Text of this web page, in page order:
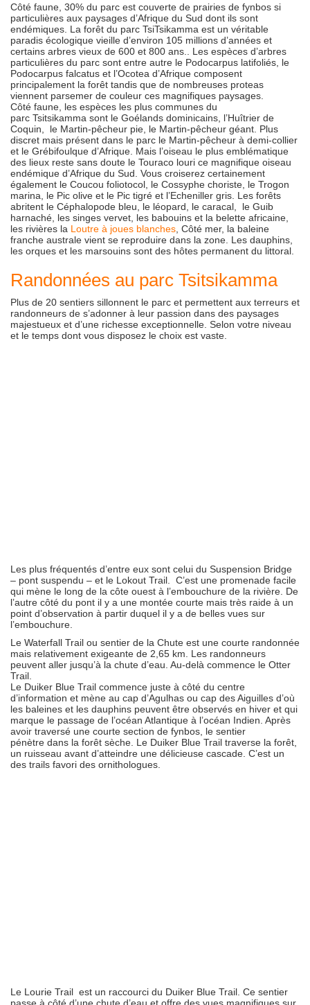
Côté faune, 30% du parc est couverte de prairies de fynbos si
particulières aux paysages d’Afrique du Sud dont ils sont
endémiques. La forêt du parc TsiTsikamma est un véritable
paradis écologique vieille d’environ 105 millions d’années et
certains arbres vieux de 600 et 800 ans.. Les espèces d’arbres
particulières du parc sont entre autre le Podocarpus latifoliés, le
Podocarpus falcatus et l’Ocotea d’Afrique composent
principalement la forêt tandis que de nombreuses proteas
viennent parsemer de couleur ces magnifiques paysages.
Côté faune, les espèces les plus communes du
parc Tsitsikamma sont le Goélands dominicains, l’Huîtrier de
Coquin, le Martin-pêcheur pie, le Martin-pêcheur géant. Plus
discret mais présent dans le parc le Martin-pêcheur à demi-collier
et le Grébifoulque d’Afrique. Mais l’oiseau le plus emblématique
des lieux reste sans doute le Touraco louri ce magnifique oiseau
endémique d’Afrique du Sud. Vous croiserez certainement
également le Coucou foliotocol, le Cossyphe choriste, le Trogon
marina, le Pic olive et le Pic tigré et l’Echeniller gris. Les forêts
abritent le Céphalopode bleu, le léopard, le caracal, le Guib
harnaché, les singes vervet, les babouins et la belette africaine,
les rivières la Loutre à joues blanches , Côté mer, la baleine
franche australe vient se reproduire dans la zone. Les dauphins,
les orques et les marsouins sont des hôtes permanent du littoral.
Randonnées au parc Tsitsikamma
Plus de 20 sentiers sillonnent le parc et permettent aux terreurs et
randonneurs de s’adonner à leur passion dans des paysages
majestueux et d’une richesse exceptionnelle. Selon votre niveau
et le temps dont vous disposez le choix est vaste.
Les plus fréquentés d’entre eux sont celui du Suspension Bridge
– pont suspendu – et le Lokout Trail. C’est une promenade facile
qui mène le long de la côte ouest à l’embouchure de la rivière. De
l’autre côté du pont il y a une montée courte mais très raide à un
point d’observation à partir duquel il y a de belles vues sur
l’embouchure.
Le Waterfall Trail ou sentier de la Chute est une courte randonnée
mais relativement exigeante de 2,65 km. Les randonneurs
peuvent aller jusqu’à la chute d’eau. Au-delà commence le Otter
Trail.
Le Duiker Blue Trail commence juste à côté du centre
d’information et mène au cap d’Agulhas ou cap des Aiguilles d’où
les baleines et les dauphins peuvent être observés en hiver et qui
marque le passage de l’océan Atlantique à l’océan Indien. Après
avoir traversé une courte section de fynbos, le sentier
pénètre dans la forêt sèche. Le Duiker Blue Trail traverse la forêt,
un ruisseau avant d’atteindre une délicieuse cascade. C’est un
des trails favori des ornithologues.
Le Lourie Trail est un raccourci du Duiker Blue Trail. Ce sentier